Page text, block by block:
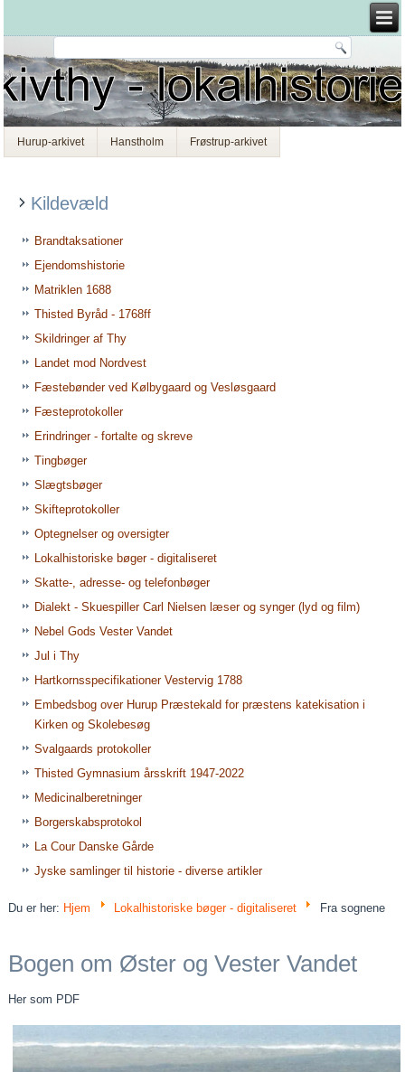
Hurup-arkivet Hanstholm Frøstrup-arkivet
Kildevæld
Brandtaksationer
Ejendomshistorie
Matriklen 1688
Thisted Byråd - 1768ff
Skildringer af Thy
Landet mod Nordvest
Fæstebønder ved Kølbygaard og Vesløsgaard
Fæsteprotokoller
Erindringer - fortalte og skreve
Tingbøger
Slægtsbøger
Skifteprotokoller
Optegnelser og oversigter
Lokalhistoriske bøger - digitaliseret
Skatte-, adresse- og telefonbøger
Dialekt - Skuespiller Carl Nielsen læser og synger (lyd og film)
Nebel Gods Vester Vandet
Jul i Thy
Hartkornsspecifikationer Vestervig 1788
Embedsbog over Hurup Præstekald for præstens katekisation i
Kirken og Skolebesøg
Svalgaards protokoller
Thisted Gymnasium årsskrift 1947-2022
Medicinalberetninger
Borgerskabsprotokol
La Cour Danske Gårde
Jyske samlinger til historie - diverse artikler
Du er her: Hjem Lokalhistoriske bøger - digitaliseret Fra sognene
Bogen om Øster og Vester Vandet
Her som PDF